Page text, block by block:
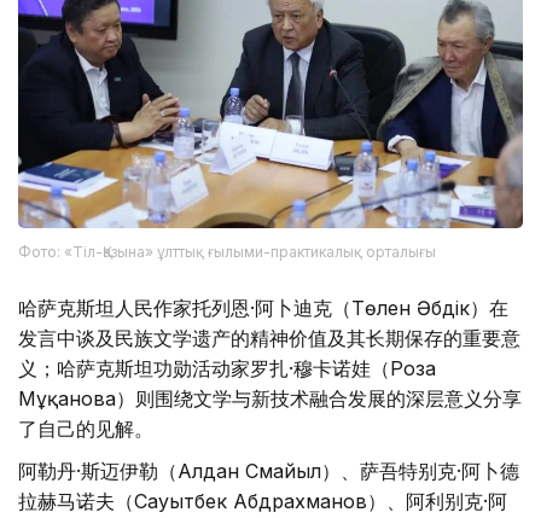
Фото: «Тіл-Қазына» ұлттық ғылыми-практикалық орталығы
哈萨克斯坦人民作家托列恩·阿卜迪克（Төлен Әбдік）在
发言中谈及民族文学遗产的精神价值及其长期保存的重要意
义；哈萨克斯坦功勋活动家罗扎·穆卡诺娃（Роза
Мұқанова）则围绕文学与新技术融合发展的深层意义分享
了自己的见解。
阿勒丹·斯迈伊勒（Алдан Смайыл）、萨吾特别克·阿卜德
拉赫马诺夫（Сауытбек Абдрахманов）、阿利别克·阿